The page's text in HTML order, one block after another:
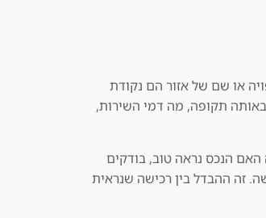
או שם של אזור הם נקודת
תקופה, מה דמי השירות,
הנכס נראה טוב, בודקים
זה ההבדל בין רכישה שנראית